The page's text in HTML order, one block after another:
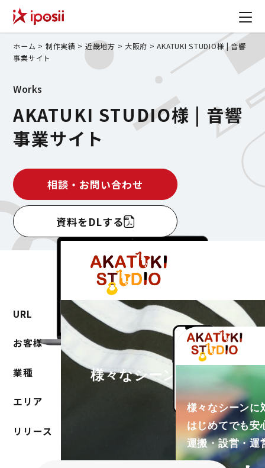
ホーム > 制作実績 > 近畿地方 > 大阪府 >AKATUKI STUDIO様 | 音響
事業サイト
Works
AKATUKI STUDIO様 | 音響
事業サイト
相談・お問い合わせ
資料をDLする
URL https://akatukistudio.jp/
お客様 AKATUKI STUDIO様
業種 メディア・芸能・音楽
エリア
リリース